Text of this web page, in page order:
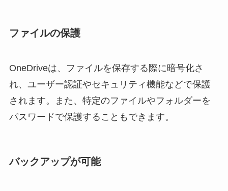
ファイルの保護
OneDriveは、ファイルを保存する際に暗号化さ
れ、ユーザー認証やセキュリティ機能などで保護
されます。また、特定のファイルやフォルダーを
パスワードで保護することもできます。
バックアップが可能